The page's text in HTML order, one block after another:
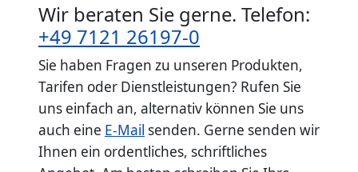
Wir beraten Sie gerne. Telefon:
+49 7121 26197-0
Sie haben Fragen zu unseren Produkten,
Tarifen oder Dienstleistungen? Rufen Sie
uns einfach an, alternativ können Sie uns
auch eine E-Mail senden. Gerne senden wir
Ihnen ein ordentliches, schriftliches